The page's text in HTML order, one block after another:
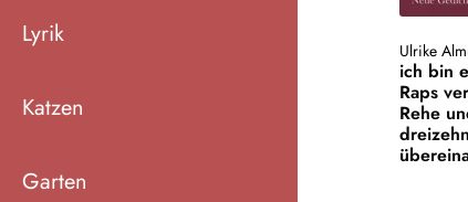
Lyrik
Katzen
Garten
Ulrike
ich bin
Raps
Rehe